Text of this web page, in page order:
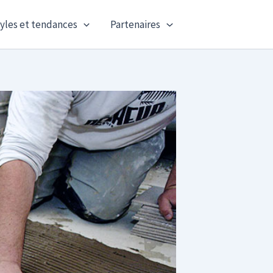
et tendances Partenaires